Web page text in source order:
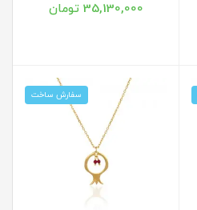
35,130,000 تومان
سفارش ساخت